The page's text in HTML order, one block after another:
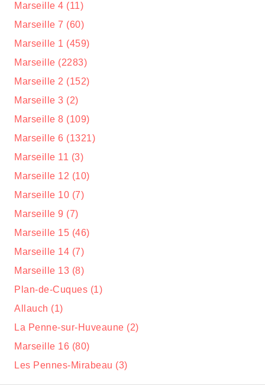
Marseille 4 (11)
Marseille 7 (60)
Marseille 1 (459)
Marseille (2283)
Marseille 2 (152)
Marseille 3 (2)
Marseille 8 (109)
Marseille 6 (1321)
Marseille 11 (3)
Marseille 12 (10)
Marseille 10 (7)
Marseille 9 (7)
Marseille 15 (46)
Marseille 14 (7)
Marseille 13 (8)
Plan-de-Cuques (1)
Allauch (1)
La Penne-sur-Huveaune (2)
Marseille 16 (80)
Les Pennes-Mirabeau (3)